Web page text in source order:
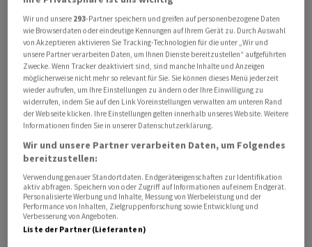
letztmals im Januar 2021 gesehen.
Am Markt verweisen Experten darauf, dass der Dollar
immer billiger werde. Ein wichtiger Grund dafür ist die
Unsicherheit über den zukünftigen Kurs der US-
Geldpolitik. Zwar wird derzeit davon ausgegangen, dass
das Fed nach der Zinspause vom Juni auf der nächsten
Sitzung Ende Juli die Leitzinsen wieder erhöht. Wie es
danach weitergeht, bleibt jedoch ungewiss.
"Die Schwäche kommt in erster Linie aus dem Dollar
heraus", sagt Antje Praefcke, Devisenanalystin bei der
Commerzbank, im Gespräch mit der
Nachrichtenagentur AWP. Denn die bisherigen
Wir und unsere 293-Partner speichern und greifen auf personenbezogene Daten
wie Browserdaten oder eindeutige Kennungen auf Ihrem Gerät zu. Durch Auswahl
von Akzeptieren aktivieren Sie Tracking-Technologien für die unter „Wir und
unsere Partner verarbeiten Daten, um Ihnen Dienste bereitzustellen“ aufgeführten
Zwecke. Wenn Tracker deaktiviert sind, sind manche Inhalte und Anzeigen
möglicherweise nicht mehr so relevant für Sie. Sie können dieses Menü jederzeit
wieder aufrufen, um Ihre Einstellungen zu ändern oder Ihre Einwilligung zu
widerrufen, indem Sie auf den Link Voreinstellungen verwalten am unteren Rand
der Webseite klicken. Ihre Einstellungen gelten innerhalb unseres Website. Weitere
Informationen finden Sie in unserer Datenschutzerklärung.
Wir und unsere Partner verarbeiten Daten, um Folgendes
bereitzustellen:
Verwendung genauer Standortdaten. Endgeräteeigenschaften zur Identifikation
aktiv abfragen. Speichern von oder Zugriff auf Informationen auf einem Endgerät.
Personalisierte Werbung und Inhalte, Messung von Werbeleistung und der
Performance von Inhalten, Zielgruppenforschung sowie Entwicklung und
Verbesserung von Angeboten.
Liste der Partner (Lieferanten)